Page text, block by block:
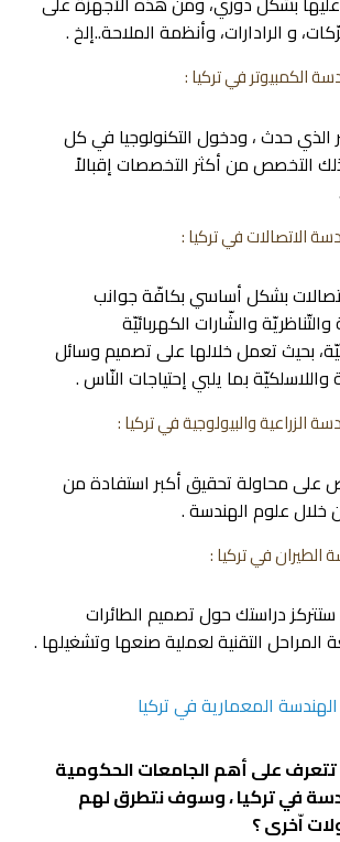
و الرادارات، وأنظمة الملاحة..إلخ .
الكمبيوتر في تركيا :
الذي حدث ، ودخول التكنولوجيا في كل
التخصص من أكثر التخصصات إقبالاً
الاتصالات في تركيا :
بشكل أساسي بكافّة جوانب
والشّارات الكهربائيّة
بحيث تعمل خلالها على تصميم وسائل
واللاسلكيّة بما يلبي إحتياجات النّاس .
الزراعية والبيولوجية في تركيا :
على محاولة تحقيق أكبر استفادة من
خلال علوم الهندسة .
الطيران في تركيا :
دراستك حول تصميم الطائرات
المراحل التقنية لعملية صنعها وتشغيلها .
المعمارية في تركيا
تتعرف على أهم الجامعات الحكومية
في تركيا ، وسوف نتطرق لهم
اّخرى ؟